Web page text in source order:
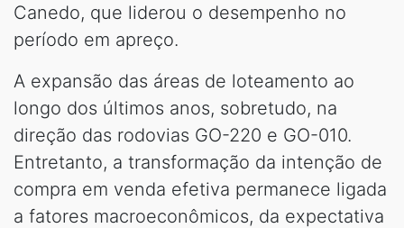
Canedo, que liderou o desempenho no
período em apreço.
A expansão das áreas de loteamento ao
longo dos últimos anos, sobretudo, na
direção das rodovias GO-220 e GO-010.
Entretanto, a transformação da intenção de
compra em venda efetiva permanece ligada
a fatores macroeconômicos, da expectativa